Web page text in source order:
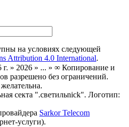
на условиях следующей
Attribution 4.0 International.
г. » 2026 » ... » ∞ Копирование и
разрешено без ограничений.
секта ".светильnick". Логотип:
Sarkor Telecom
услуги).